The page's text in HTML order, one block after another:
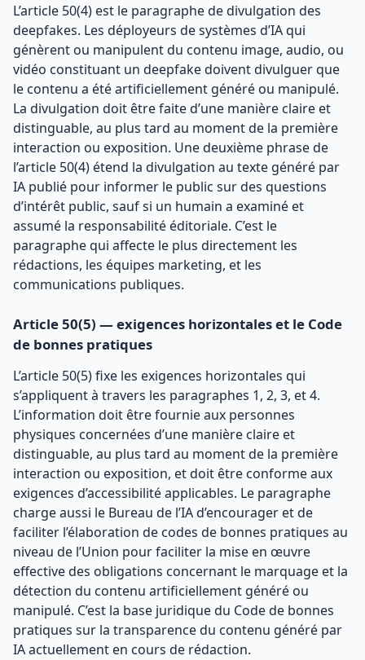
L’article 50(4) est le paragraphe de divulgation des
deepfakes. Les déployeurs de systèmes d’IA qui
génèrent ou manipulent du contenu image, audio, ou
vidéo constituant un deepfake doivent divulguer que
le contenu a été artificiellement généré ou manipulé.
La divulgation doit être faite d’une manière claire et
distinguable, au plus tard au moment de la première
interaction ou exposition. Une deuxième phrase de
l’article 50(4) étend la divulgation au texte généré par
IA publié pour informer le public sur des questions
d’intérêt public, sauf si un humain a examiné et
assumé la responsabilité éditoriale. C’est le
paragraphe qui affecte le plus directement les
rédactions, les équipes marketing, et les
communications publiques.
Article 50(5) — exigences horizontales et le Code
de bonnes pratiques
L’article 50(5) fixe les exigences horizontales qui
s’appliquent à travers les paragraphes 1, 2, 3, et 4.
L’information doit être fournie aux personnes
physiques concernées d’une manière claire et
distinguable, au plus tard au moment de la première
interaction ou exposition, et doit être conforme aux
exigences d’accessibilité applicables. Le paragraphe
charge aussi le Bureau de l’IA d’encourager et de
faciliter l’élaboration de codes de bonnes pratiques au
niveau de l’Union pour faciliter la mise en œuvre
effective des obligations concernant le marquage et la
détection du contenu artificiellement généré ou
manipulé. C’est la base juridique du Code de bonnes
pratiques sur la transparence du contenu généré par
IA actuellement en cours de rédaction.